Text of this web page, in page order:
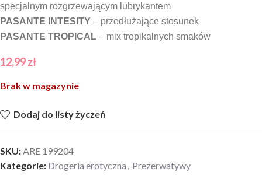
specjalnym rozgrzewającym lubrykantem
PASANTE INTESITY – przedłużające stosunek
PASANTE TROPICAL – mix tropikalnych smaków
12,99zł
Brak w magazynie
Dodaj do listy życzeń
SKU: ARE 199204
Kategorie: Drogeria erotyczna Prezerwatywy